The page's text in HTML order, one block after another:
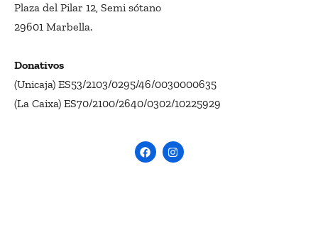
Plaza del Pilar 12, Semi sótano
29601 Marbella.
Donativos
(Unicaja) ES53/2103/0295/46/0030000635
(La Caixa) ES70/2100/2640/0302/10225929